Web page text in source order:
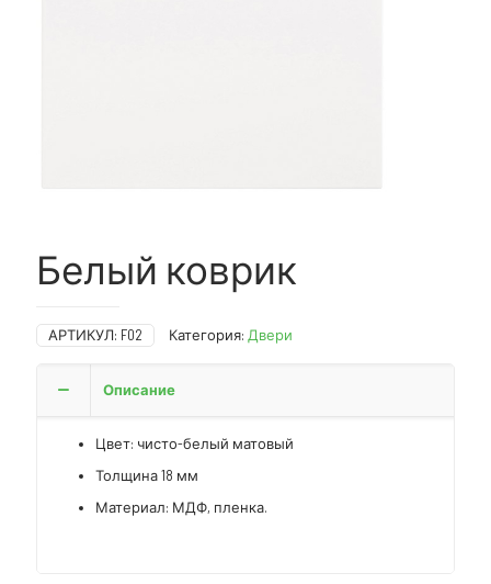
Белый коврик
АРТИКУЛ: F02 Категория: Двери
Описание
Цвет: чисто-белый матовый
Толщина 18 мм
Материал: МДФ, пленка.